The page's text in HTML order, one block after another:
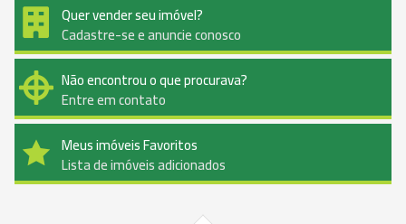
Quer vender seu imóvel?
Cadastre-se e anuncie conosco
Não encontrou o que procurava?
Entre em contato
Meus imóveis Favoritos
Lista de imóveis adicionados